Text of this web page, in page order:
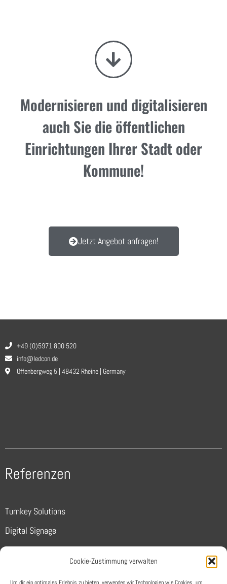
Cookie-Zustimmung verwalten
Modernisieren und digitalisieren
auch Sie die öffentlichen
Einrichtungen Ihrer Stadt oder
Kommune!
Jetzt Angebot anfragen!
+49 (0)5971 800 520
info@ledcon.de
Offenbergweg 5 | 48432 Rheine | Germany
Referenzen
Turnkey Solutions
Digital Signage
Sports